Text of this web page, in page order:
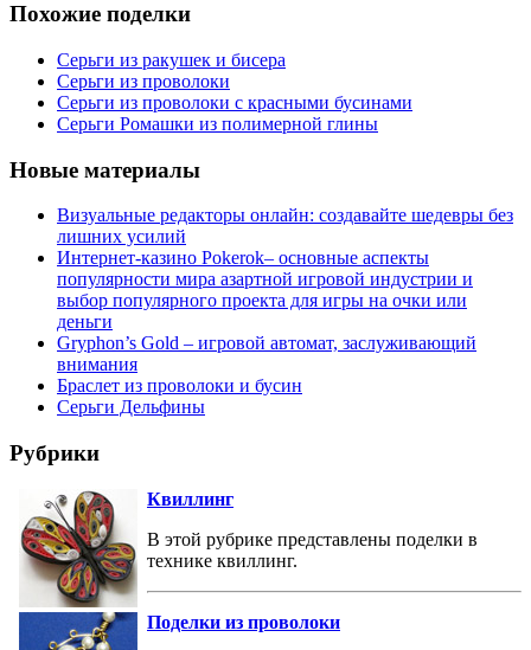
Похожие поделки
Серьги из ракушек и бисера
Серьги из проволоки
Серьги из проволоки с красными бусинами
Серьги Ромашки из полимерной глины
Новые материалы
Визуальные редакторы онлайн: создавайте шедевры без
лишних усилий
Интернет-казино Pokerok– основные аспекты
популярности мира азартной игровой индустрии и
выбор популярного проекта для игры на очки или
деньги
Gryphon’s Gold – игровой автомат, заслуживающий
внимания
Браслет из проволоки и бусин
Серьги Дельфины
Рубрики
Квиллинг
В этой рубрике представлены поделки в
технике квиллинг.
Поделки из проволоки